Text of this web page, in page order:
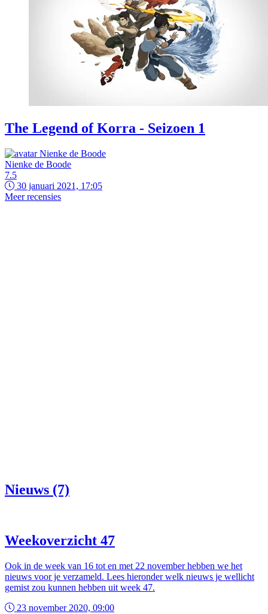
The Legend of Korra - Seizoen 1
Nienke de Boode
7.5
30 januari 2021, 17:05
Meer recensies
Nieuws (7)
Weekoverzicht 47
Ook in de week van 16 tot en met 22 november hebben we het
nieuws voor je verzameld. Lees hieronder welk nieuws je wellicht
gemist zou kunnen hebben uit week 47.
23 november 2020, 09:00